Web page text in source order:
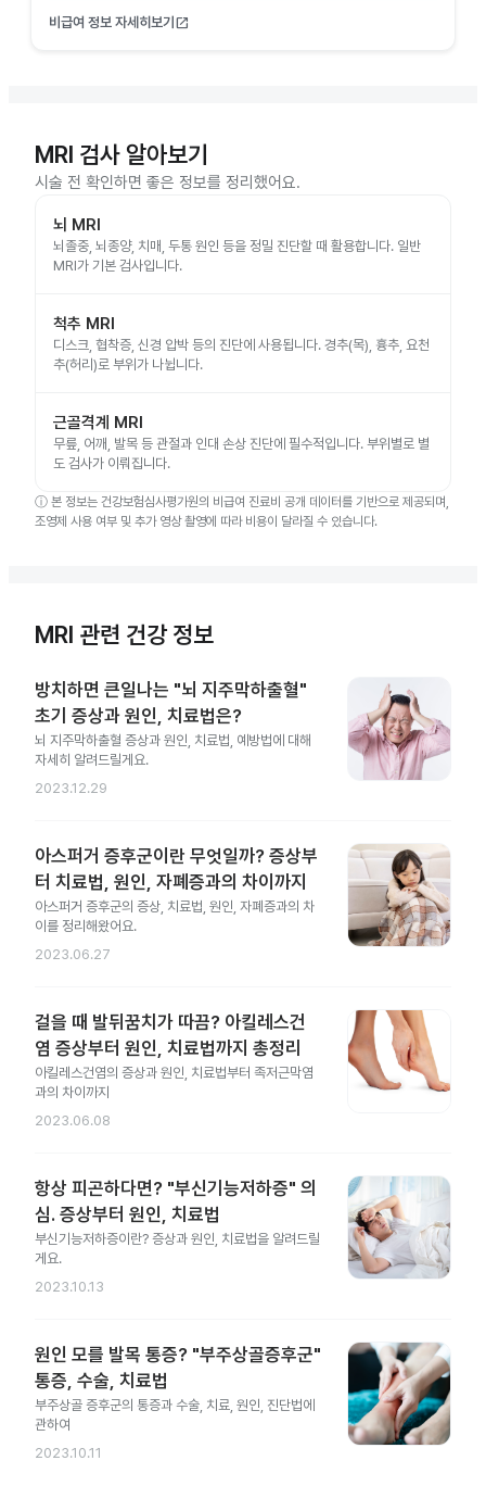
비급여 정보 자세히보기 open_in_new
MRI 검사 알아보기
시술 전 확인하면 좋은 정보를 정리했어요.
뇌 MRI
뇌졸중, 뇌종양, 치매, 두통 원인 등을 정밀 진단할 때 활용합니다. 일반
MRI가 기본 검사입니다.
척추 MRI
디스크, 협착증, 신경 압박 등의 진단에 사용됩니다. 경추(목), 흉추, 요천
추(허리)로 부위가 나뉩니다.
근골격계 MRI
무릎, 어깨, 발목 등 관절과 인대 손상 진단에 필수적입니다. 부위별로 별
도 검사가 이뤄집니다.
ⓘ 본 정보는 건강보험심사평가원의 비급여 진료비 공개 데이터를 기반으로 제공되며,
조영제 사용 여부 및 추가 영상 촬영에 따라 비용이 달라질 수 있습니다.
MRI 관련 건강 정보
방치하면 큰일나는 "뇌 지주막하출혈"
초기 증상과 원인, 치료법은?
뇌 지주막하출혈 증상과 원인, 치료법, 예방법에 대해
자세히 알려드릴게요.
2023.12.29
아스퍼거 증후군이란 무엇일까? 증상부
터 치료법, 원인, 자폐증과의 차이까지
아스퍼거 증후군의 증상, 치료법, 원인, 자폐증과의 차
이를 정리해왔어요.
2023.06.27
걸을 때 발뒤꿈치가 따끔? 아킬레스건
염 증상부터 원인, 치료법까지 총정리
아킬레스건염의 증상과 원인, 치료법부터 족저근막염
과의 차이까지
2023.06.08
항상 피곤하다면? "부신기능저하증" 의
심. 증상부터 원인, 치료법
부신기능저하증이란? 증상과 원인, 치료법을 알려드릴
게요.
2023.10.13
원인 모를 발목 통증? "부주상골증후군"
통증, 수술, 치료법
부주상골 증후군의 통증과 수술, 치료, 원인, 진단법에
관하여
2023.10.11